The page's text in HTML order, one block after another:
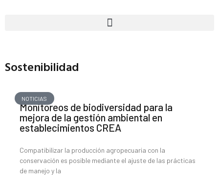
Sostenibilidad
NOTICIAS
Monitoreos de biodiversidad para la
mejora de la gestión ambiental en
establecimientos CREA
Compatibilizar la producción agropecuaria con la
conservación es posible mediante el ajuste de las prácticas
de manejo y la